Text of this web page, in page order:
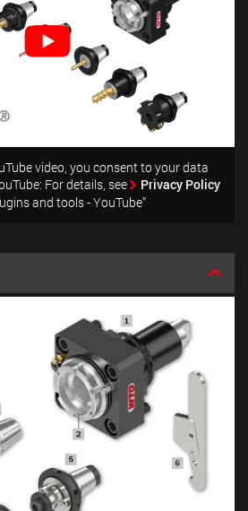
video, you consent to your data
For details, see
Privacy Policy
and tools - YouTube”